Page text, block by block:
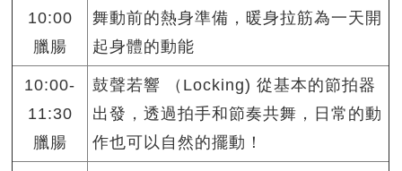
10:00
臘腸
舞動前的熱身準備，暖身拉筋為一天開
起身體的動能
10:00-
11:30
臘腸
鼓聲若響 （Locking) 從基本的節拍器
出發，透過拍手和節奏共舞，日常的動
作也可以自然的擺動！